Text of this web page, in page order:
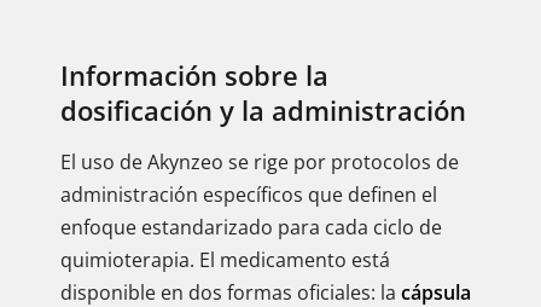
Información sobre la
dosificación y la administración
El uso de Akynzeo se rige por protocolos de
administración específicos que definen el
enfoque estandarizado para cada ciclo de
quimioterapia. El medicamento está
disponible en dos formas oficiales: la cápsula